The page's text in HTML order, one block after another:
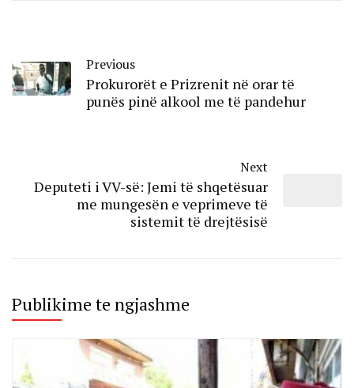
Previous
Prokurorët e Prizrenit në orar të
punës pinë alkool me të pandehur
Next
Deputeti i VV-së: Jemi të shqetësuar
me mungesën e veprimeve të
sistemit të drejtësisë
Publikime te ngjashme